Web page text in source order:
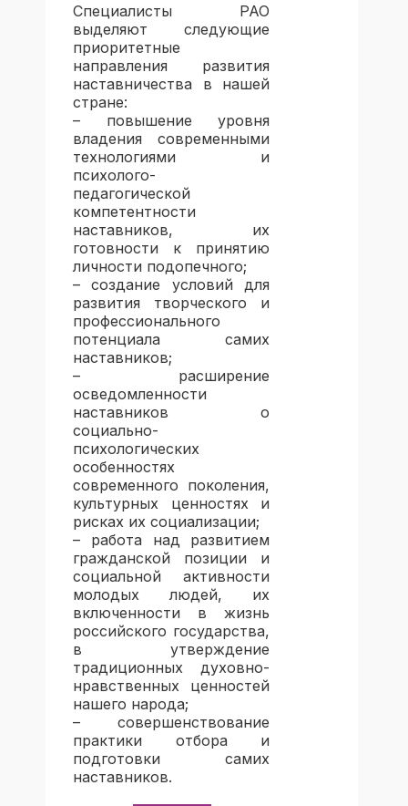
Специалисты РАО
выделяют следующие
приоритетные
направления развития
наставничества в нашей
стране:
– повышение уровня
владения современными
технологиями и
психолого-
педагогической
компетентности
наставников, их
готовности к принятию
личности подопечного;
– создание условий для
развития творческого и
профессионального
потенциала самих
наставников;
– расширение
осведомленности
наставников о
социально-
психологических
особенностях
современного поколения,
культурных ценностях и
рисках их социализации;
– работа над развитием
гражданской позиции и
социальной активности
молодых людей, их
включенности в жизнь
российского государства,
в утверждение
традиционных духовно-
нравственных ценностей
нашего народа;
– совершенствование
практики отбора и
подготовки самих
наставников.